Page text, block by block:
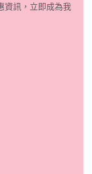
資訊，立即成為我